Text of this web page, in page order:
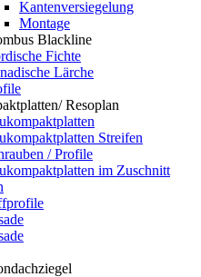
Kantenversiegelung
Montage
Blackline
Fichte
Lärche
Resoplan
Streifen
/ Profile
im Zuschnitt